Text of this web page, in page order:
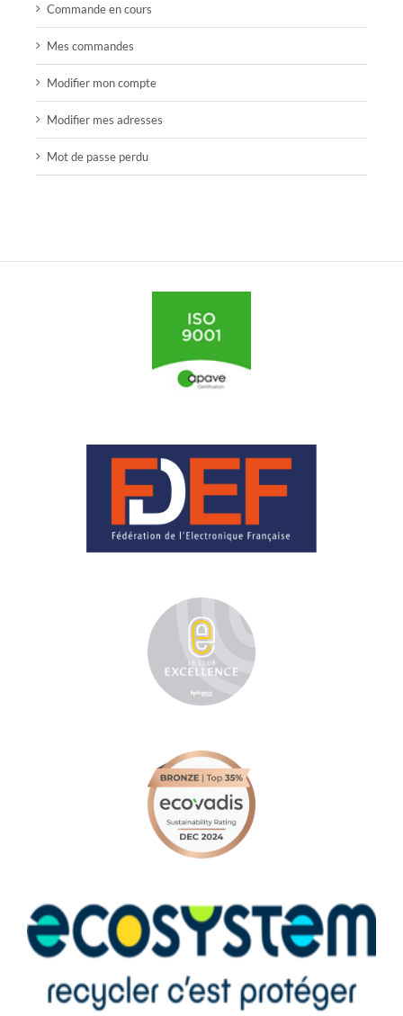
Commande en cours
Mes commandes
Modifier mon compte
Modifier mes adresses
Mot de passe perdu